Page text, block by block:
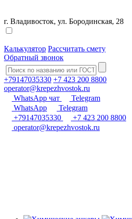
г. Владивосток, ул. Бородинская, 28
Калькулятор Рассчитать смету
Обратный звонок
+79147035330 +7 423 200 8800
operator@krepezhvostok.ru
WhatsApp чат
Telegram
WhatsApp
Telegram
+79147035330
+7 423 200 8800
operator@krepezhvostok.ru